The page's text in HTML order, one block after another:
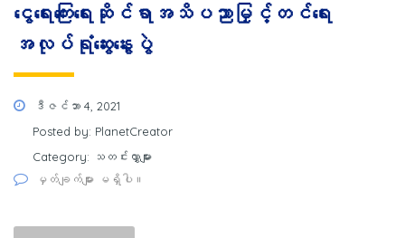
ငွေရေးကြေးရေးဆိုင်ရာအသိပညာမြှင့်တင်ရေး
အလုပ်ရုံဆွေးနွေးပွဲ
ဒီဇင်ဘာ 4, 2021
Posted by: PlanetCreator
Category:
သတင်းလွှာများ
မှတ်ချက်များ မရှိပါ။